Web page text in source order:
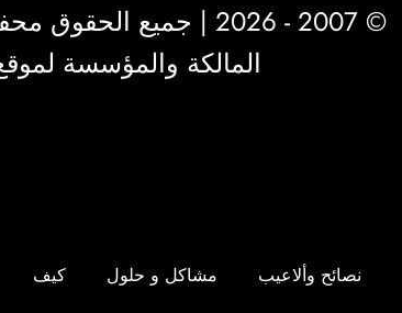
© 2007 - 2026 | جميع الحقوق محفوظة لشركة
المالكة والمؤسسة
نصائح وألاعيب مشاكل و حلول كيف